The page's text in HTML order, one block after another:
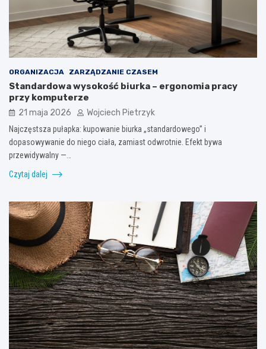
ORGANIZACJA ZARZĄDZANIE CZASEM
Standardowa wysokość biurka – ergonomia pracy
przy komputerze
21 maja 2026 Wojciech Pietrzyk
Najczęstsza pułapka: kupowanie biurka „standardowego” i
dopasowywanie do niego ciała, zamiast odwrotnie. Efekt bywa
przewidywalny —…
Czytaj dalej